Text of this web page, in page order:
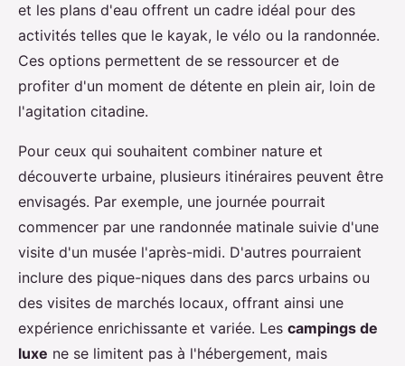
et les plans d'eau offrent un cadre idéal pour des
activités telles que le kayak, le vélo ou la randonnée.
Ces options permettent de se ressourcer et de
profiter d'un moment de détente en plein air, loin de
l'agitation citadine.
Pour ceux qui souhaitent combiner nature et
découverte urbaine, plusieurs itinéraires peuvent être
envisagés. Par exemple, une journée pourrait
commencer par une randonnée matinale suivie d'une
visite d'un musée l'après-midi. D'autres pourraient
inclure des pique-niques dans des parcs urbains ou
des visites de marchés locaux, offrant ainsi une
expérience enrichissante et variée. Les campings de
luxe ne se limitent pas à l'hébergement, mais